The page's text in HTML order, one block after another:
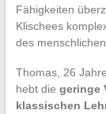
Fähigkeiten
Klischees
des
Thomas, 26
hebt die geringe
klassischen